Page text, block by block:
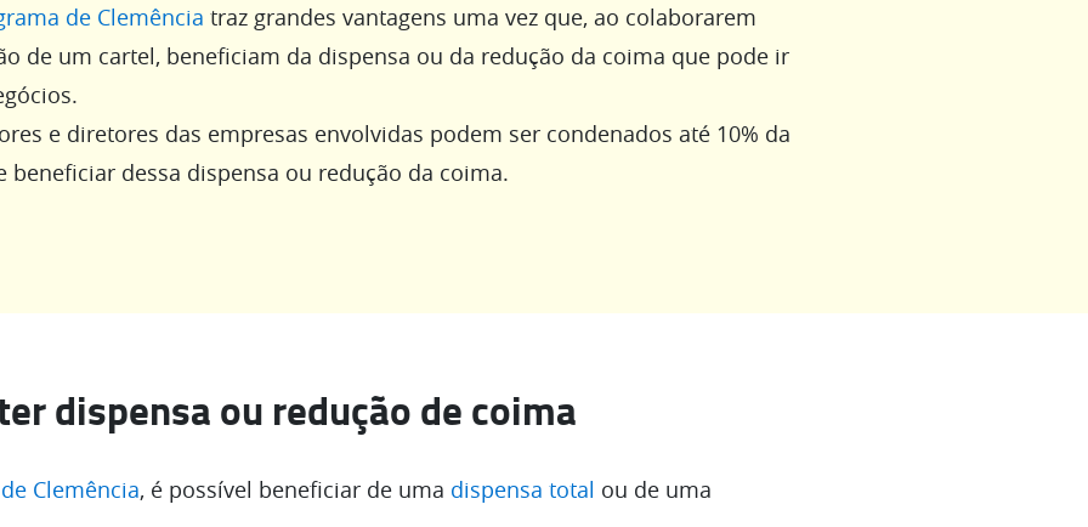
de Clemência traz grandes vantagens uma vez que, ao colaborarem
de um cartel, beneficiam da dispensa ou da redução da coima que pode ir
e diretores das empresas envolvidas podem ser condenados até 10% da
beneficiar dessa dispensa ou redução da coima.
dispensa ou redução de coima
Clemência, é possível beneficiar de uma dispensa total ou de uma